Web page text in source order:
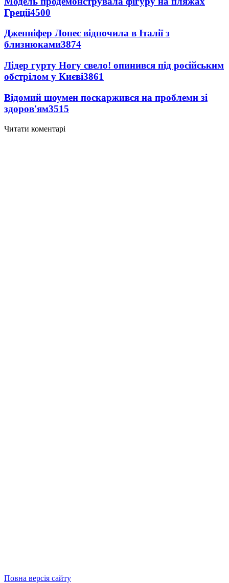
Греції4500
Дженніфер Лопес відпочила в Італії з
близнюками3874
Лідер гурту Ногу свело! опинився під російським
обстрілом у Києві3861
Відомий шоумен поскаржився на проблеми зі
здоров'ям3515
Читати коментарі
Повна версія сайту